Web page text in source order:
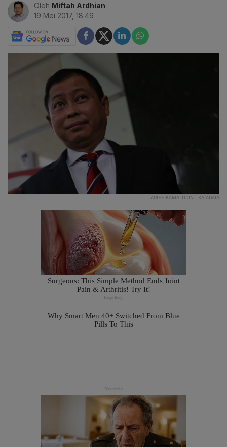
Oleh Miftah Ardhian
19 Mei 2017, 18:49
ARIEF KAMALUDIN | KATADATA